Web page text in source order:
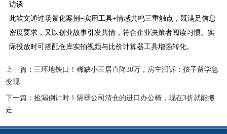
访谈
此软文通过场景化案例+实用工具+情感共鸣三重触点，既满足信息
密度要求，又以创业故事引发共情，符合企业决策者阅读习惯。实
际投放时可搭配仓库实拍视频与比价计算器工具增强转化。
上一篇：三环地铁口！稀缺小三居直降30万，房主泪诉：孩子留学急
变现
下一篇：捡漏倒计时！隔壁公司清仓的进口办公椅，现在3折就能搬
走